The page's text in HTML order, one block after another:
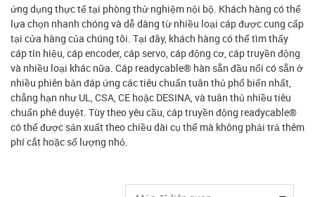
ứng dụng thực tế tại phòng thử nghiệm nội bộ. Khách hàng có thể
lựa chọn nhanh chóng và dễ dàng từ nhiều loại cáp được cung cấp
tại cửa hàng của chúng tôi. Tại đây, khách hàng có thể tìm thấy
cáp tín hiệu, cáp encoder, cáp servo, cáp động cơ, cáp truyền động
và nhiều loại khác nữa. Cáp readycable® hàn sẵn đầu nối có sẵn ở
nhiều phiên bản đáp ứng các tiêu chuẩn tuân thủ phổ biến nhất,
chẳng hạn như UL, CSA, CE hoặc DESINA, và tuân thủ nhiều tiêu
chuẩn phê duyệt. Tùy theo yêu cầu, cáp truyền động readycable®
có thể được sản xuất theo chiều dài cụ thể mà không phải trả thêm
phí cắt hoặc số lượng nhỏ.